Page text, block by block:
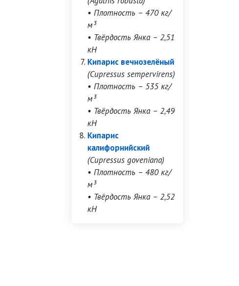
• Плотность – 470 кг/
м³
• Твёрдость Янка – 2,51
кН
Кипарис вечнозелёный
(Cupressus sempervirens)
• Плотность – 535 кг/
м³
• Твёрдость Янка – 2,49
кН
Кипарис
калифорнийский
(Cupressus goveniana)
• Плотность – 480 кг/
м³
• Твёрдость Янка – 2,52
кН